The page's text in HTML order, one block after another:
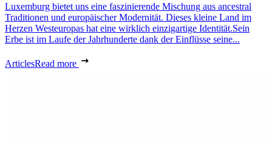
Luxemburg bietet uns eine faszinierende Mischung aus ancestral
Traditionen und europäischer Modernität. Dieses kleine Land im
Herzen Westeuropas hat eine wirklich einzigartige Identität.Sein
Erbe ist im Laufe der Jahrhunderte dank der Einflüsse seine...
ArticlesRead more